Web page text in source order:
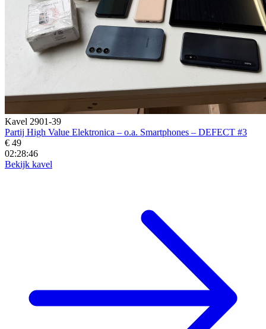
Kavel 2901-39
Partij High Value Elektronica – o.a. Smartphones – DEFECT #3
€ 49
02:28:45
Bekijk kavel